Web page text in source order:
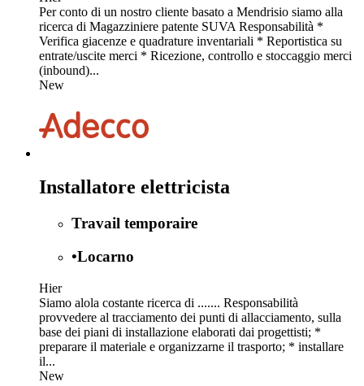
Per conto di un nostro cliente basato a Mendrisio siamo alla
ricerca di Magazziniere patente SUVA Responsabilità *
Verifica giacenze e quadrature inventariali * Reportistica su
entrate/uscite merci * Ricezione, controllo e stoccaggio merci
(inbound)...
New
Installatore elettricista
Travail temporaire
•Locarno
Hier
Siamo alola costante ricerca di ....... Responsabilità
provvedere al tracciamento dei punti di allacciamento, sulla
base dei piani di installazione elaborati dai progettisti; *
preparare il materiale e organizzarne il trasporto; * installare
il...
New